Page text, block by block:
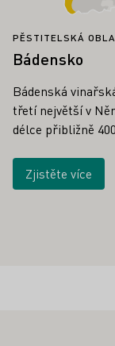
PĚSTITELSKÁ
Bádensko
Bádenská
třetí největší v
délce přibližně
Zjistěte více